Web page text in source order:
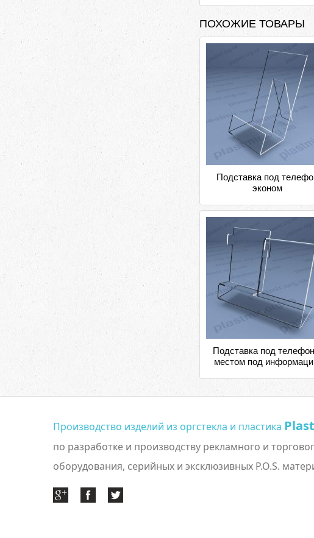
ПОХОЖИЕ ТОВАРЫ
Подставка под
эконом
Подставка под
местом под
Производство изделий из оргстекла и пластика
по разработке и производству рекламного и
оборудования, серийных и эксклюзивных P.O.S.